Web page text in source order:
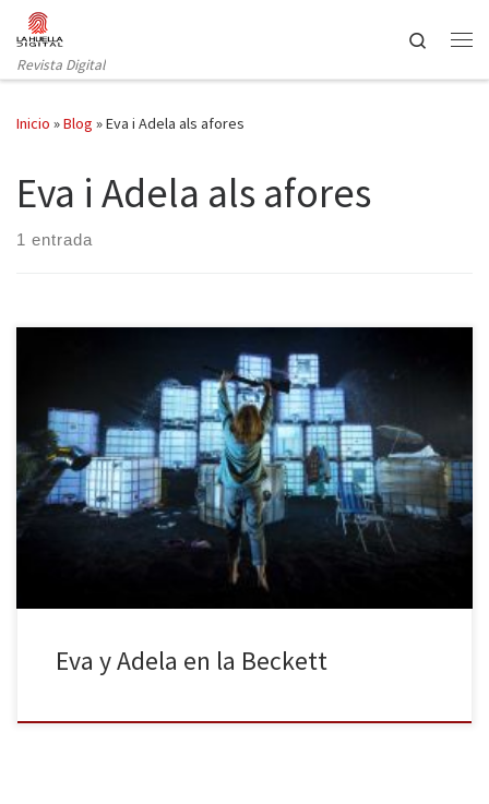
Saltar al contenido
Revista Digital
Search
Inicio »Blog »Eva i Adela als afores
Eva i Adela als afores
1 entrada
Dentro del ciclo “La revolución de los géneros”, la Sala Beckett
presenta su producción, Eva i Adela als afores, dirigida por el
director de la sala, Toni Casares. El texto, con autoría de la
dramaturga Mercè Sarrias, plantea un tiempo distópico, donde el
agua escasea, y en el que dos […]
Eva y Adela en la Beckett